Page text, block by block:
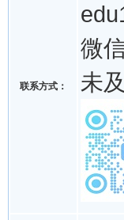
联系方式：
微
未